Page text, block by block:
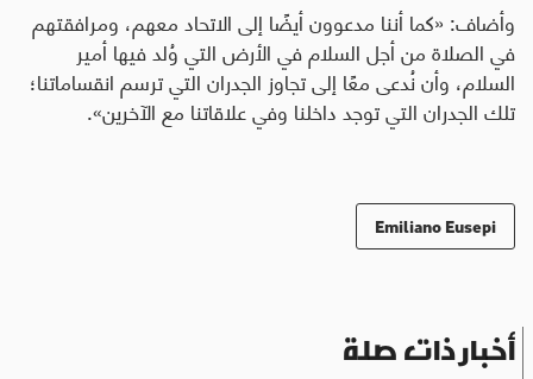
وأضاف: «كما أننا مدعوون أيضًا إلى الاتحاد معهم، ومرافقتهم
في الصلاة من أجل السلام في الأرض التي وُلد فيها أمير
السلام، وأن نُدعى معًا إلى تجاوز الجدران التي ترسم انقساماتنا؛
تلك الجدران التي توجد داخلنا وفي علاقاتنا مع الآخرين».
Emiliano Eusepi
أخبار ذات صلة